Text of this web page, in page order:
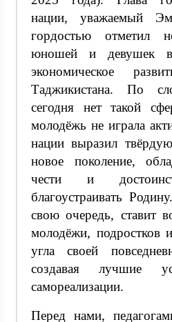
нации, уважаемый
гордостью отметил
юношей и девушек в
экономическое
Таджикистана. По
сегодня нет такой
молодёжь не играла
нации выразил
новое поколение,
чести и
благоустраивать
свою очередь, ставит
молодёжи, подростков
угла своей
создавая лучшие
самореализации.
Перед нами,